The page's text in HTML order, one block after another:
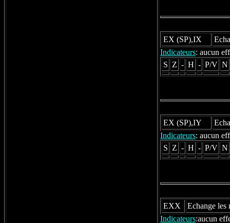
EX (SP),IX
Indicateurs: aucun
S Z - H - P/V N
EX (SP),IY
Indicateurs: aucun
S Z - H - P/V N
EXX
Echange les
Indicateurs:aucun